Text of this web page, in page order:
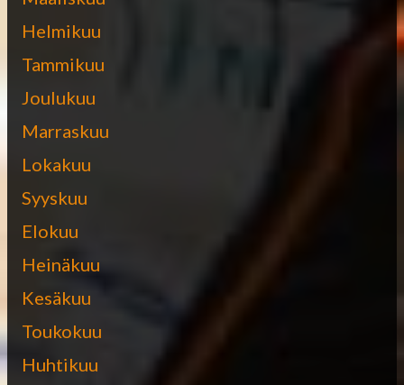
Helmikuu
Tammikuu
Joulukuu
Marraskuu
Lokakuu
Syyskuu
Elokuu
Heinäkuu
Kesäkuu
Toukokuu
Huhtikuu